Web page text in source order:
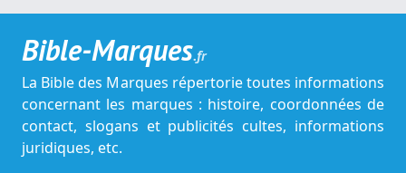
Bible-Marques.fr
La Bible des Marques répertorie toutes informations
concernant les marques : histoire, coordonnées de
contact, slogans et publicités cultes, informations
juridiques, etc.